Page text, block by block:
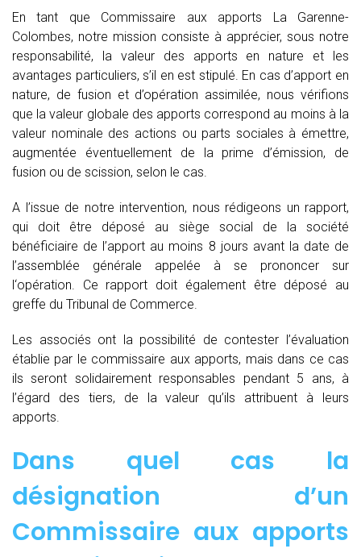
En tant que Commissaire aux apports La Garenne-
Colombes, notre mission consiste à apprécier, sous notre
responsabilité, la valeur des apports en nature et les
avantages particuliers, s’il en est stipulé. En cas d’apport en
nature, de fusion et d’opération assimilée, nous vérifions
que la valeur globale des apports correspond au moins à la
valeur nominale des actions ou parts sociales à émettre,
augmentée éventuellement de la prime d’émission, de
fusion ou de scission, selon le cas.
A l’issue de notre intervention, nous rédigeons un rapport,
qui doit être déposé au siège social de la société
bénéficiaire de l’apport au moins 8 jours avant la date de
l’assemblée générale appelée à se prononcer sur
l‘opération. Ce rapport doit également être déposé au
greffe du Tribunal de Commerce.
Les associés ont la possibilité de contester l’évaluation
établie par le commissaire aux apports, mais dans ce cas
ils seront solidairement responsables pendant 5 ans, à
l’égard des tiers, de la valeur qu’ils attribuent à leurs
apports.
Dans quel cas la
désignation d’un
Commissaire aux apports